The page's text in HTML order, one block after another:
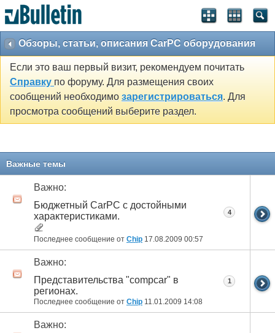
Обзоры, статьи, описания CarPC оборудования
Если это ваш первый визит, рекомендуем почитать
Справку по форуму. Для размещения своих
сообщений необходимо зарегистрироваться. Для
просмотра сообщений выберите раздел.
Важные темы
Важно:
Бюджетный CarPC с достойными
характеристиками.
Последнее сообщение от Chip 17.08.2009 00:57
4
Важно:
Представительства "compcar" в
регионах.
Последнее сообщение от Chip 11.01.2009 14:08
1
Важно: